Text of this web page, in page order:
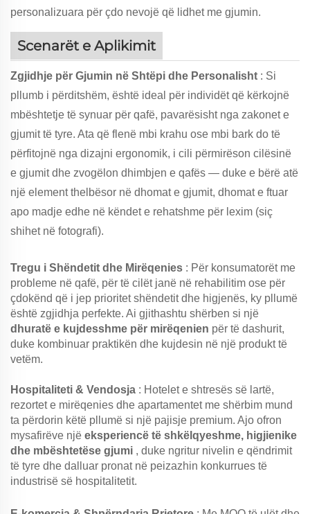
personalizuara për çdo nevojë që lidhet me gjumin.
Scenarët e Aplikimit
Zgjidhje për Gjumin në Shtëpi dhe Personalisht : Si
pllumb i përditshëm, është ideal për individët që kërkojnë
mbështetje të synuar për qafë, pavarësisht nga zakonet e
gjumit të tyre. Ata që flenë mbi krahu ose mbi bark do të
përfitojnë nga dizajni ergonomik, i cili përmirëson cilësinë
e gjumit dhe zvogëlon dhimbjen e qafës — duke e bërë atë
një element thelbësor në dhomat e gjumit, dhomat e ftuar
apo madje edhe në këndet e rehatshme për lexim (siç
shihet në fotografi).
Tregu i Shëndetit dhe Mirëqenies : Për konsumatorët me
probleme në qafë, për të cilët janë në rehabilitim ose për
çdokënd që i jep prioritet shëndetit dhe higjenës, ky pllumë
është zgjidhja perfekte. Ai gjithashtu shërben si një
dhuratë e kujdesshme për mirëqenien për të dashurit,
duke kombinuar praktikën dhe kujdesin në një produkt të
vetëm.
Hospitaliteti & Vendosja : Hotelet e shtresës së lartë,
rezortet e mirëqenies dhe apartamentet me shërbim mund
ta përdorin këtë pllumë si një pajisje premium. Ajo ofron
mysafirëve një eksperiencë të shkëlqyeshme, higjienike
dhe mbështetëse gjumi , duke ngritur nivelin e qëndrimit
të tyre dhe dalluar pronat në peizazhin konkurrues të
industrisë së hospitalitetit.